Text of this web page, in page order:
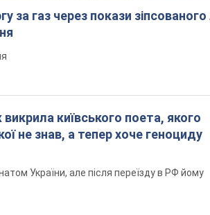
за газ через покази
київського поета, якого
не знав, а тепер хоче геноциду
України, але після переїзду в РФ йому